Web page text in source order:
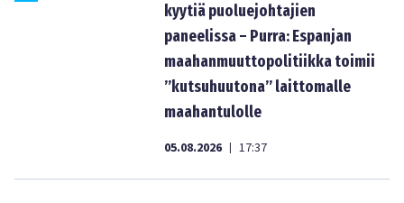
kyytiä puoluejohtajien
paneelissa – Purra: Espanjan
maahanmuuttopolitiikka toimii
”kutsuhuutona” laittomalle
maahantulolle
05.08.2026 | 17:37